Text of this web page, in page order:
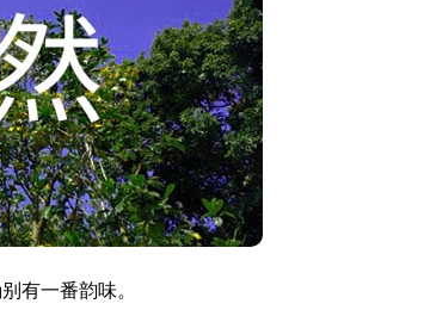
有一番韵味。